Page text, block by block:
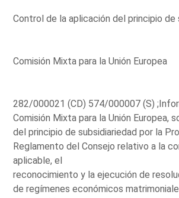
Control de la aplicación del principio de
Comisión Mixta para la Unión Europea
282/000021 (CD) 574/000007 (S)
Comisión Mixta para la Unión Europea,
del principio de subsidiariedad por la
Reglamento del Consejo relativo a la
aplicable, el
reconocimiento y la ejecución de
de regímenes económicos